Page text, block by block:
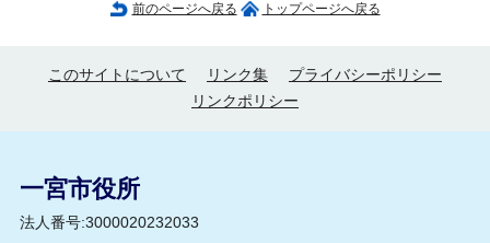
前のページへ戻る トップページへ戻る
このサイトについて リンク集
プライバシーポリシー
リンクポリシー
一宮市役所
法人番号:3000020232033